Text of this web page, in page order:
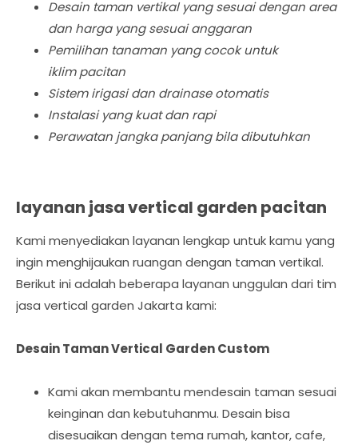
Desain taman vertikal yang sesuai dengan area
dan harga yang sesuai anggaran
Pemilihan tanaman yang cocok untuk
iklim pacitan
Sistem irigasi dan drainase otomatis
Instalasi yang kuat dan rapi
Perawatan jangka panjang bila dibutuhkan
layanan jasa vertical garden pacitan
Kami menyediakan layanan lengkap untuk kamu yang
ingin menghijaukan ruangan dengan taman vertikal.
Berikut ini adalah beberapa layanan unggulan dari tim
jasa vertical garden Jakarta kami:
Desain Taman Vertical Garden Custom
Kami akan membantu mendesain taman sesuai
keinginan dan kebutuhanmu. Desain bisa
disesuaikan dengan tema rumah, kantor, cafe,